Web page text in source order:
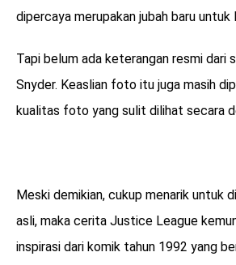
dipercaya merupakan jubah baru
Tapi belum ada keterangan resmi dari
Snyder. Keaslian foto itu juga masih
kualitas foto yang sulit dilihat secara
Meski demikian, cukup menarik untuk
asli, maka cerita Justice League
inspirasi dari komik tahun 1992 yang